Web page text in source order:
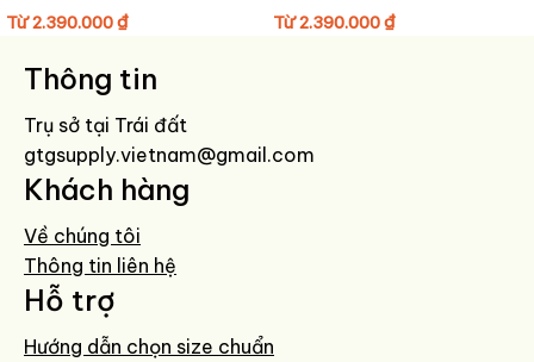
• Phối màu Cream / Light Sage nhẹ nhàng và dễ phối đồ
• Upper da bền bỉ giúp giữ form tốt khi sử dụng
• Logo Tiger Stripes đặc trưng hai bên thân giày
• Form ôm chân gọn gàng đúng tinh thần Onitsuka Tiger
• Đế cao su linh hoạt phù hợp di chuyển hàng ngày
LÝ DO NÊN CHỌN ONITSUKA TIGER MEXICO 66 “CREAM LIGHT
SAGE” – 1183A201-127
Mexico 66 “Cream Light Sage” là lựa chọn phù hợp cho những ai
yêu thích sneaker cổ điển nhưng vẫn muốn giữ phong cách tinh tế
và dễ phối đồ. Phối màu kem kết hợp xanh sage mang lại vẻ ngoài
Từ2.390.000₫ Từ2.390.000₫
Thông tin
Trụ sở tại Trái đất
gtgsupply.vietnam@gmail.com
Khách hàng
Về chúng tôi
Thông tin liên hệ
Hỗ trợ
Hướng dẫn chọn size chuẩn